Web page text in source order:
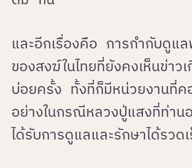
และอีกเรื่องคือ การกำกับดูแล
ของสงฆ์ในไทยที่ยังคงเห็นข่า
บ่อยครั้ง ทั้งที่ก็มีหน่วยงานที่ค
อย่างในกรณีหลวงปู่แสงที่ท่า
ได้รับการดูแลและรักษาได้รวด